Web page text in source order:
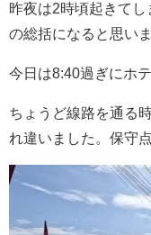
昨夜は2時頃起きて
の総括になると思いま
今日は8:40過ぎにホテ
ちょうど線路を通る
れ違いました。保守